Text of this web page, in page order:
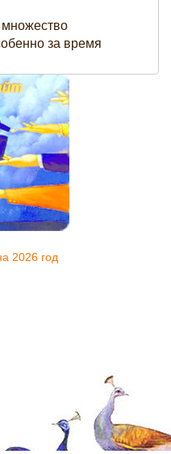
множество
за время
2026 год